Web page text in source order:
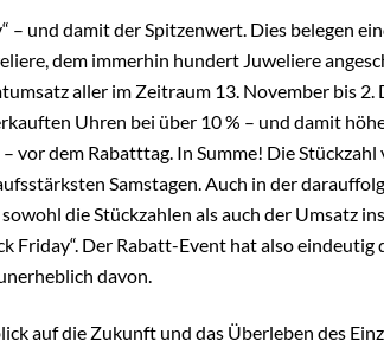
– und damit der Spitzenwert. Dies belegen
dem immerhin hundert Juweliere
aller im Zeitraum 13. November bis 2.
Uhren bei über 10 % – und damit
vor dem Rabatttag. In Summe! Die
Samstagen. Auch in der
die Stückzahlen als auch der Umsatz
Friday“. Der Rabatt-Event hat also
davon.
auf die Zukunft und das Überleben des